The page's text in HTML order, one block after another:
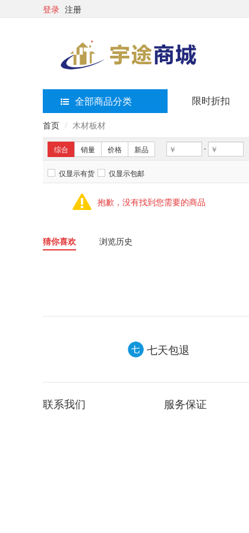
登录 注册
全部商品分类 限时折扣
首页 木材板材
综合 销量 价格 新品 -
仅显示有货 仅显示包邮
抱歉，没有找到您需要的商品
猜你喜欢 浏览历史
七天包退
联系我们 服务保证